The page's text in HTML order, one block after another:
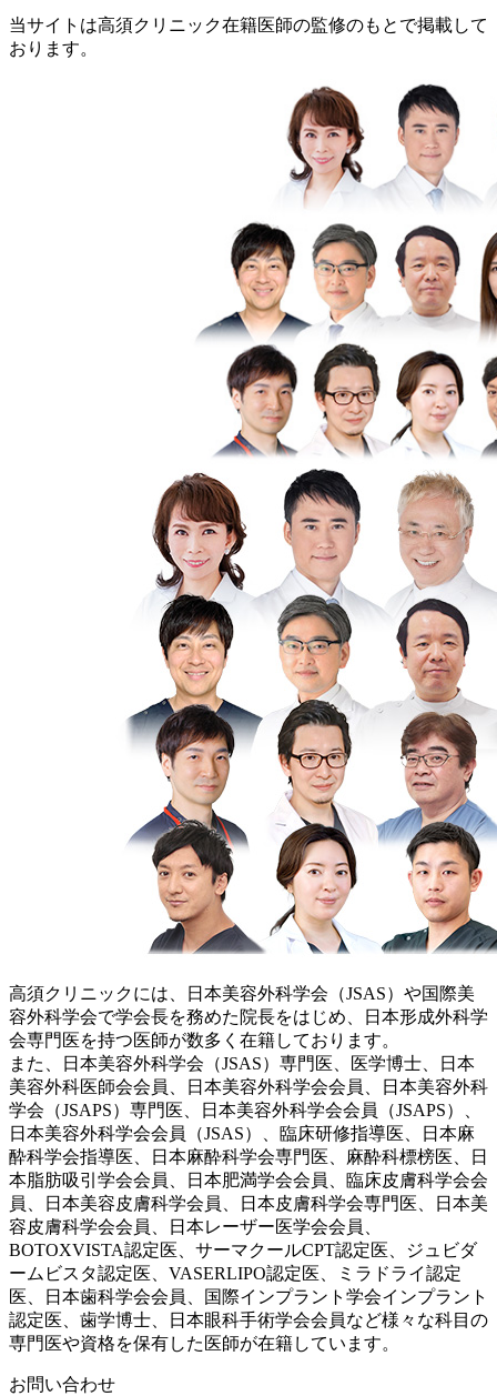
当サイトは高須クリニック在籍医師の監修のもとで掲載して
おります。
高須クリニックには、日本美容外科学会（JSAS）や国際美
容外科学会で学会長を務めた院長をはじめ、日本形成外科学
会専門医を持つ医師が数多く在籍しております。
また、日本美容外科学会（JSAS）専門医、医学博士、日本
美容外科医師会会員、日本美容外科学会会員、日本美容外科
学会（JSAPS）専門医、日本美容外科学会会員（JSAPS）、
日本美容外科学会会員（JSAS）、臨床研修指導医、日本麻
酔科学会指導医、日本麻酔科学会専門医、麻酔科標榜医、日
本脂肪吸引学会会員、日本肥満学会会員、臨床皮膚科学会会
員、日本美容皮膚科学会員、日本皮膚科学会専門医、日本美
容皮膚科学会会員、日本レーザー医学会会員、
BOTOXVISTA認定医、サーマクールCPT認定医、ジュビダ
ームビスタ認定医、VASERLIPO認定医、ミラドライ認定
医、日本歯科学会会員、国際インプラント学会インプラント
認定医、歯学博士、日本眼科手術学会会員など様々な科目の
専門医や資格を保有した医師が在籍しています。
お問い合わせ